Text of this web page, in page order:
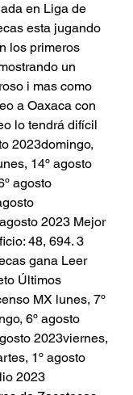
en Liga de
esta jugando
los primeros
un
i mas como
a Oaxaca con
lo tendrá difícil
2023domingo,
14º agosto
agosto
2023 Mejor
48, 694. 3
gana Leer
Últimos
MX lunes, 7º
6º agosto
2023viernes,
1º agosto
2023